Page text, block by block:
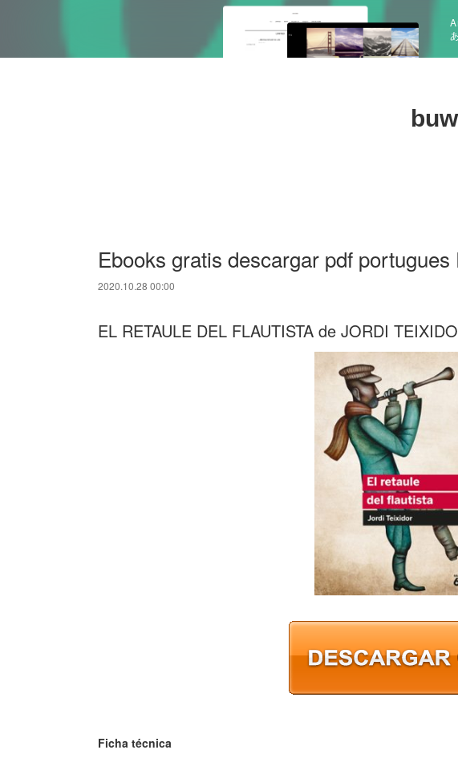
Ebooks gratis descargar pdf portugues
2020.10.28 00:00
EL RETAULE DEL FLAUTISTA de JORDI
Ficha técnica